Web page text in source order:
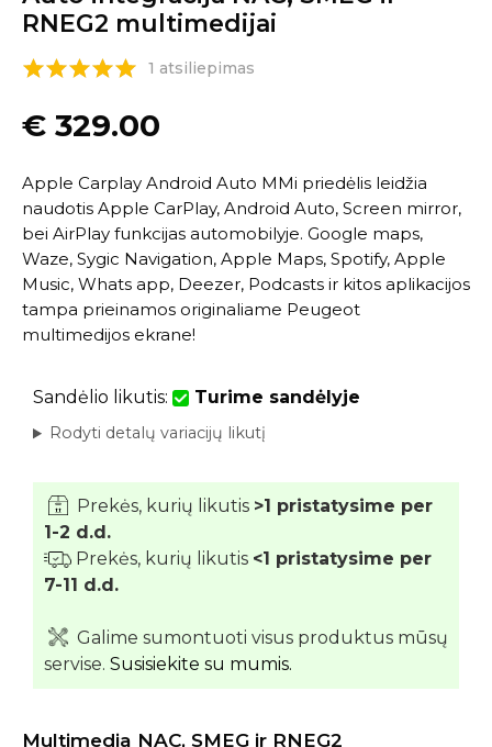
RNEG2 multimedijai
1 atsiliepimas
€ 329.00
Apple Carplay Android Auto MMi priedėlis leidžia
naudotis Apple CarPlay, Android Auto, Screen mirror,
bei AirPlay funkcijas automobilyje. Google maps,
Waze, Sygic Navigation, Apple Maps, Spotify, Apple
Music, Whats app, Deezer, Podcasts ir kitos aplikacijos
tampa prieinamos originaliame Peugeot
multimedijos ekrane!
Sandėlio likutis: Turime sandėlyje
Rodyti detalų variacijų likutį
Prekės, kurių likutis >1 pristatysime per
1-2 d.d.
Prekės, kurių likutis <1 pristatysime per
7-11 d.d.
Galime sumontuoti visus produktus mūsų
servise. Susisiekite su mumis.
Multimedia NAC, SMEG ir RNEG2